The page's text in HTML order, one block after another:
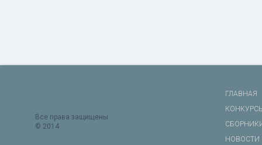
Все права защищены
© 2014
ГЛАВНАЯ
НОВОСТИ